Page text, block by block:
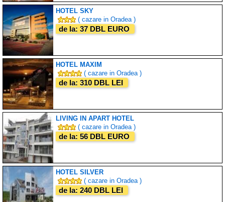
HOTEL SKY
( cazare in Oradea )
de la: 37 DBL EURO
HOTEL MAXIM
( cazare in Oradea )
de la: 310 DBL LEI
LIVING IN APART HOTEL
( cazare in Oradea )
de la: 56 DBL EURO
HOTEL SILVER
( cazare in Oradea )
de la: 240 DBL LEI